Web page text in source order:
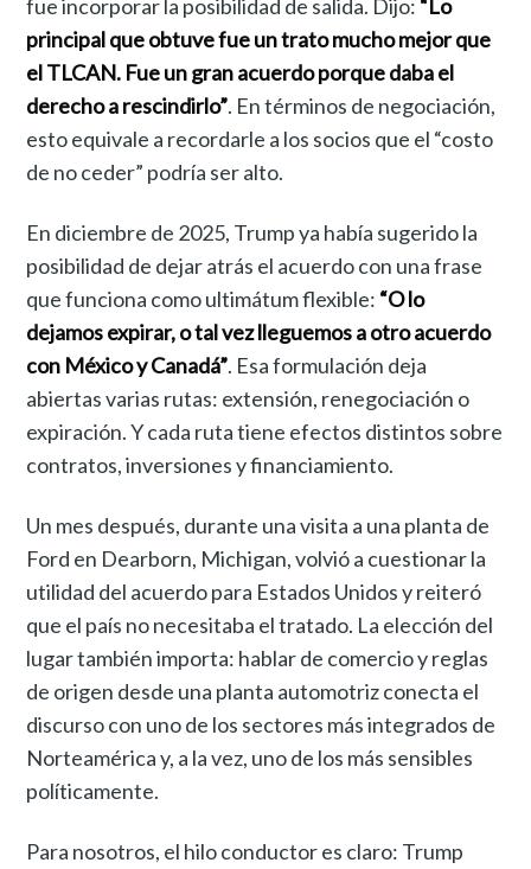
fue incorporar la posibilidad de salida. Dijo: “Lo
principal que obtuve fue un trato mucho mejor que
el TLCAN. Fue un gran acuerdo porque daba el
derecho a rescindirlo”. En términos de negociación,
esto equivale a recordarle a los socios que el “costo
de no ceder” podría ser alto.
En diciembre de 2025, Trump ya había sugerido la
posibilidad de dejar atrás el acuerdo con una frase
que funciona como ultimátum flexible: “O lo
dejamos expirar, o tal vez lleguemos a otro acuerdo
con México y Canadá”. Esa formulación deja
abiertas varias rutas: extensión, renegociación o
expiración. Y cada ruta tiene efectos distintos sobre
contratos, inversiones y financiamiento.
Un mes después, durante una visita a una planta de
Ford en Dearborn, Michigan, volvió a cuestionar la
utilidad del acuerdo para Estados Unidos y reiteró
que el país no necesitaba el tratado. La elección del
lugar también importa: hablar de comercio y reglas
de origen desde una planta automotriz conecta el
discurso con uno de los sectores más integrados de
Norteamérica y, a la vez, uno de los más sensibles
políticamente.
Para nosotros, el hilo conductor es claro: Trump